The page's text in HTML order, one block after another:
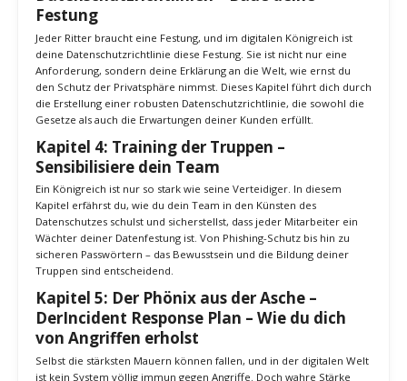
verschiedenen Arten der Verschlüsselung ab und erklärt, wie du sie
in deinem täglichen Geschäft implementieren kannst.
Kapitel 3: Das Bollwerk der
Datenschutzrichtlinien – Baue deine
Festung
Jeder Ritter braucht eine Festung, und im digitalen Königreich ist
deine Datenschutzrichtlinie diese Festung. Sie ist nicht nur eine
Anforderung, sondern deine Erklärung an die Welt, wie ernst du
die Erstellung einer robusten Datenschutzrichtlinie, die sowohl die
Gesetze als auch die Erwartungen deiner Kunden erfüllt.
Kapitel 4: Training der Truppen –
Sensibilisiere dein Team
Kapitel erfährst du, wie du dein Team in den Künsten des
Datenschutzes schulst und sicherstellst, dass jeder Mitarbeiter ein
Wächter deiner Datenfestung ist. Von Phishing-Schutz bis hin zu
sicheren Passwörtern – das Bewusstsein und die Bildung deiner
Truppen sind entscheidend.